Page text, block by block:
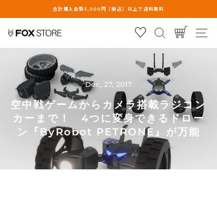
ー
の
一
時
停
止
合計購入金額5,000円（税込）以上で送料無料
Search Cart
Dec, 27, 2017
空中戦ゲームからカメラ搭載ラジコン
カーまで！ 4つに変身できるドロー
ン『ByRobot PETRONE』が万能